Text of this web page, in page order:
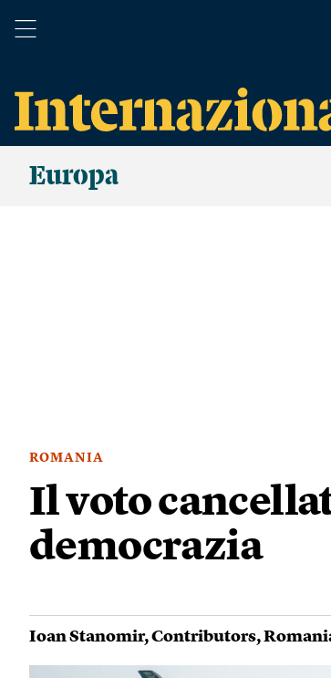
Europa
ROMANIA
Il voto
democrazia
Ioan Stanomir,Contributors,